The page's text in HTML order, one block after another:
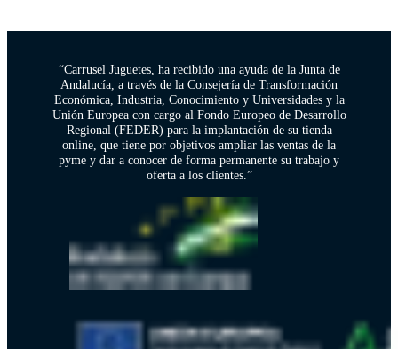
“Carrusel Juguetes, ha recibido una ayuda de la Junta de
Andalucía, a través de la Consejería de Transformación
Económica, Industria, Conocimiento y Universidades y la
Unión Europea con cargo al Fondo Europeo de Desarrollo
Regional (FEDER) para la implantación de su tienda
online, que tiene por objetivos ampliar las ventas de la
pyme y dar a conocer de forma permanente su trabajo y
oferta a los clientes.”